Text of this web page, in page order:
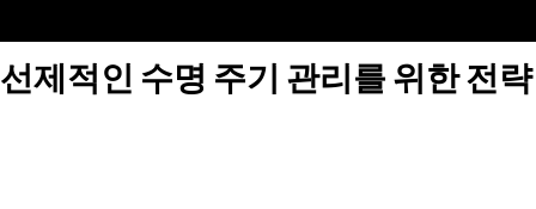
선제적인 수명 주기 관리를 위한 전략